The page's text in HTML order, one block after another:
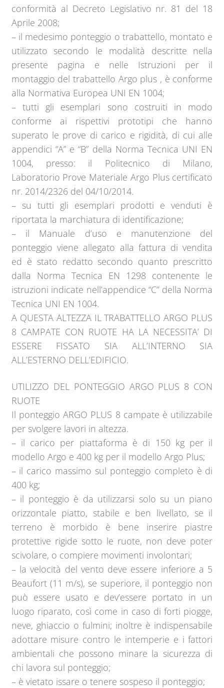
conformità al Decreto Legislativo nr. 81 del 18
Aprile 2008;
– il medesimo ponteggio o trabattello, montato e
utilizzato secondo le modalità descritte nella
presente pagina e nelle Istruzioni per il
montaggio del trabattello Argo plus , è conforme
alla Normativa Europea UNI EN 1004;
– tutti gli esemplari sono costruiti in modo
conforme ai rispettivi prototipi che hanno
superato le prove di carico e rigidità, di cui alle
appendici “A” e “B” della Norma Tecnica UNI EN
1004, presso: il Politecnico di Milano,
Laboratorio Prove Materiale Argo Plus certificato
nr. 2014/2326 del 04/10/2014.
– su tutti gli esemplari prodotti e venduti è
riportata la marchiatura di identificazione;
– il Manuale d’uso e manutenzione del
ponteggio viene allegato alla fattura di vendita
ed è stato redatto secondo quanto prescritto
dalla Norma Tecnica EN 1298 contenente le
istruzioni indicate nell’appendice “C” della Norma
Tecnica UNI EN 1004.
A QUESTA ALTEZZA IL TRABATTELLO ARGO PLUS
8 CAMPATE CON RUOTE HA LA NECESSITA’ DI
ESSERE FISSATO SIA ALL’INTERNO SIA
ALL’ESTERNO DELL’EDIFICIO.
UTILIZZO DEL PONTEGGIO ARGO PLUS 8 CON
RUOTE
Il ponteggio ARGO PLUS 8 campate è utilizzabile
per svolgere lavori in altezza.
– il carico per piattaforma è di 150 kg per il
modello Argo e 400 kg per il modello Argo Plus;
– il carico massimo sul ponteggio completo è di
400 kg;
– il ponteggio è da utilizzarsi solo su un piano
orizzontale piatto, stabile e ben livellato, se il
terreno è morbido è bene inserire piastre
protettive rigide sotto le ruote, non deve poter
scivolare, o compiere movimenti involontari;
– la velocità del vento deve essere inferiore a 5
Beaufort (11 m/s), se superiore, il ponteggio non
può essere usato e dev’essere portato in un
luogo riparato, così come in caso di forti piogge,
neve, ghiaccio o fulmini; inoltre è indispensabile
adottare misure contro le intemperie e i fattori
ambientali che possono minare la sicurezza di
chi lavora sul ponteggio;
– è vietato issare o tenere sospeso il ponteggio;